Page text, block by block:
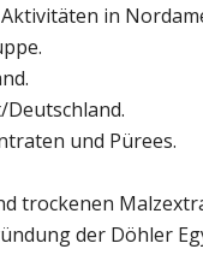
in
und Pürees.
trockenen
der Döhler